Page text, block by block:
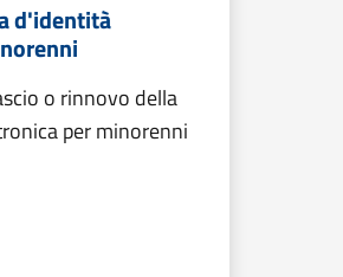
d'identità
o rinnovo della
per minorenni